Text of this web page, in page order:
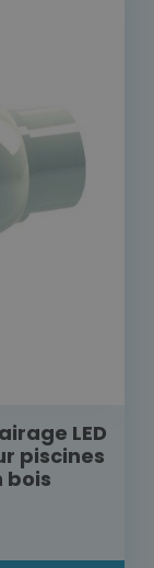
LED
piscines
bois